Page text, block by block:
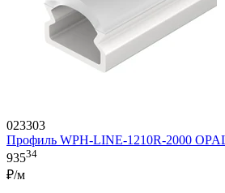
023303
Профиль WPH-LINE-1210R-2000
93534
₽/м